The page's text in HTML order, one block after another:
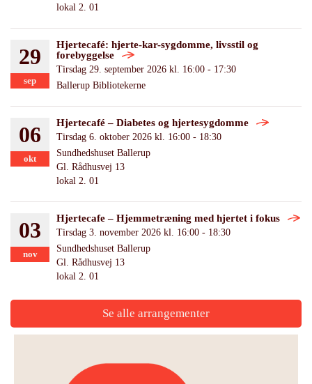
lokal 2. 01
29
sep
Hjertecafé: hjerte-kar-sygdomme, livsstil og
forebyggelse
Tirsdag 29. september 2026 kl. 16:00 - 17:30
Ballerup Bibliotekerne
06
okt
Hjertecafé – Diabetes og hjertesygdomme
Tirsdag 6. oktober 2026 kl. 16:00 - 18:30
Sundhedshuset Ballerup
Gl. Rådhusvej 13
lokal 2. 01
03
nov
Hjertecafe – Hjemmetræning med hjertet i fokus
Tirsdag 3. november 2026 kl. 16:00 - 18:30
Sundhedshuset Ballerup
Gl. Rådhusvej 13
lokal 2. 01
Se alle arrangementer